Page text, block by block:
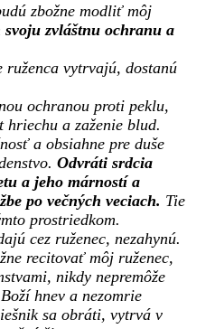
zbožne modliť môj
zvláštnu ochranu a
vytrvajú, dostanú
ochranou proti peklu,
hriechu a zaženie blud.
a obsiahne pre duše
Odvráti srdcia
a jeho márností a
po večných veciach. Tie
prostriedkom.
cez ruženec, nezahynú.
recitovať môj ruženec,
nikdy nepremôže
hnev a nezomrie
sa obráti, vytrvá v